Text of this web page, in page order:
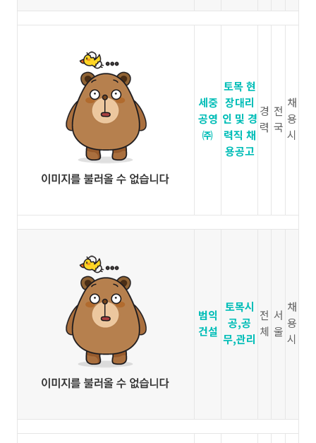
세중
공영
㈜
토목 현
장대리
인 및 경
력직 채
용공고
경
력
전
국
채
용
시
범익
건설
토목시
공,공
무,관리
전
체
서
울
채
용
시